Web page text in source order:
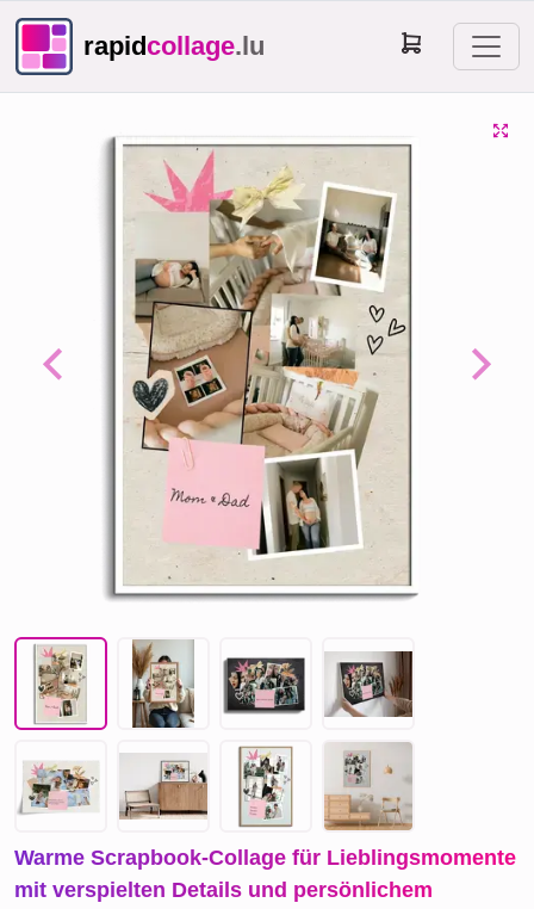
rapidcollage.lu
Previous Next
Warme Scrapbook-Collage für Lieblingsmomente
mit verspielten Details und persönlichem